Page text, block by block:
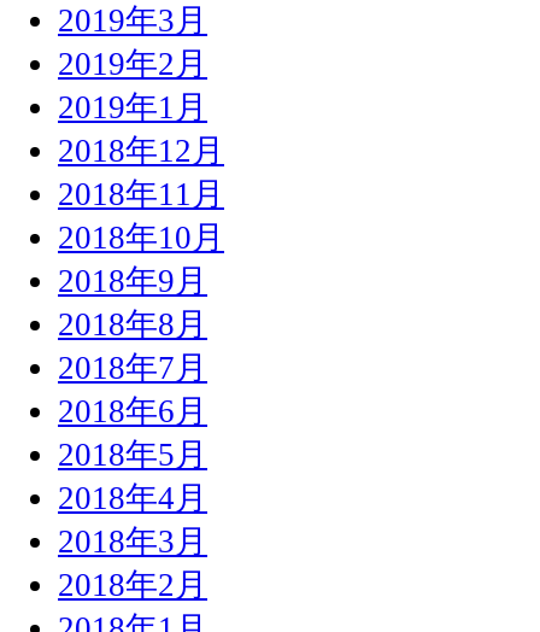
2019年3月
2019年2月
2019年1月
2018年12月
2018年11月
2018年10月
2018年9月
2018年8月
2018年7月
2018年6月
2018年5月
2018年4月
2018年3月
2018年2月